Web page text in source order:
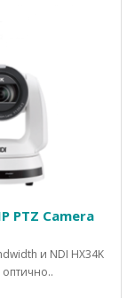
PTZ Camera
и NDI HX34K